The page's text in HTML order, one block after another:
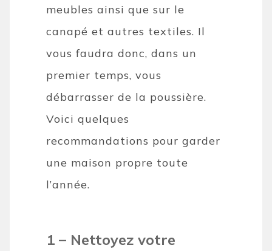
meubles ainsi que sur le
canapé et autres textiles. Il
vous faudra donc, dans un
premier temps, vous
débarrasser de la poussière.
Voici quelques
recommandations pour garder
une maison propre toute
l’année.
1 – Nettoyez votre